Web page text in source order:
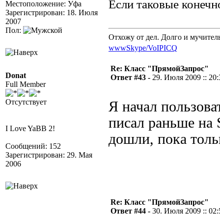
Местоположение: Уфа
Зарегистрирован: 18. Июля
2007
Пол:
Если таковые
Отхожу от дел. Долго и
wwwSkype/VoIPICQ
Donat
Full Member
Отсутствует
I Love YaBB 2!
Сообщений: 152
Зарегистрирован: 29. Мая
2006
Re: Класс "ПрямойЗапрос"
Ответ #43 - 29. Июля 2009 ::
Я начал
писал раньше на
дошли, пока
Re: Класс "ПрямойЗапрос"
Ответ #44 - 30. Июля 2009 ::